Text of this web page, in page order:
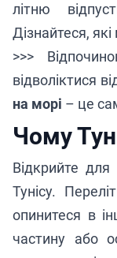
літню
Дізнайтеся, які
>>>
відволіктися
на морі – це
Чому
Відкрийте
Тунісу.
опинитеся в
частину або